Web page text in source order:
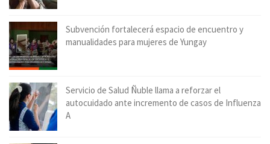
Subvención fortalecerá espacio de encuentro y
manualidades para mujeres de Yungay
Servicio de Salud Ñuble llama a reforzar el
autocuidado ante incremento de casos de Influenza
A